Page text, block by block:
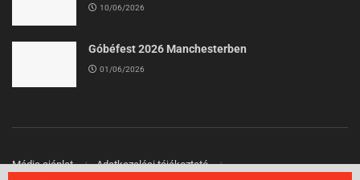
10/06/2026
Góbéfest 2026 Manchesterben
01/06/2026
Média ajánlat
Adatkezelési tájékoztató